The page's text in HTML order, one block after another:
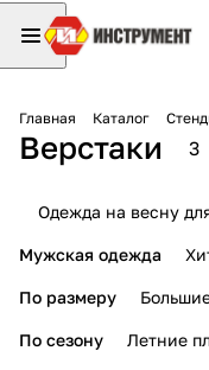
Главная Каталог
Верстаки 3
Одежда на весну
Мужская одежда
По размеру
По сезону Летние